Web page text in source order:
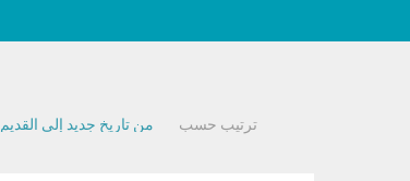
ترتيب حسب من تاريخ جديد إلى القديم